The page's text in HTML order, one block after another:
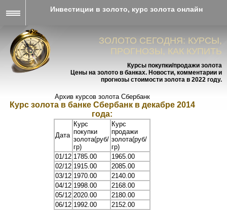
Инвестиции в золото, курс золота онлайн
ЗОЛОТО СЕГОДНЯ: КУРСЫ,
ПРОГНОЗЫ, КАК КУПИТЬ
Курсы покупки/продажи золота
Цены на золото в банках. Новости, комментарии и
прогнозы стоимости золота в 2022 году.
Архив курсов золота Сбербанк
Курс золота в банке Сбербанк в декабре 2014
года:
Дата
Курс
покупки
золота(руб/
гр)
Курс
продажи
золота(руб/
гр)
01/12 1785.00
1965.00
02/12 1915.00
2085.00
03/12 1970.00
2140.00
04/12 1998.00
2168.00
05/12 2020.00
2180.00
06/12 1992.00
2152.00